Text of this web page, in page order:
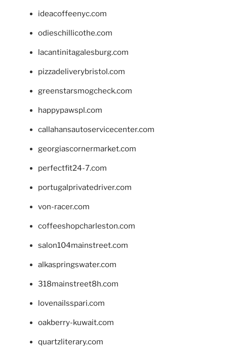
ideacoffeenyc.com
odieschillicothe.com
lacantinitagalesburg.com
pizzadeliverybristol.com
greenstarsmogcheck.com
happypawspl.com
callahansautoservicecenter.com
georgiascornermarket.com
perfectfit24-7.com
portugalprivatedriver.com
von-racer.com
coffeeshopcharleston.com
salon104mainstreet.com
alkaspringswater.com
318mainstreet8h.com
lovenailsspari.com
oakberry-kuwait.com
quartzliterary.com